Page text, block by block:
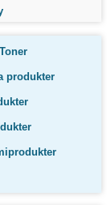
produkter